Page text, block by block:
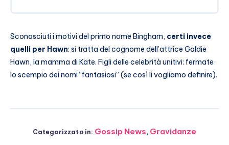
Sconosciuti i motivi del primo nome Bingham, certi invece
quelli per Hawn: si tratta del cognome dell’attrice Goldie
Hawn, la mamma di Kate. Figli delle celebrità unitivi: fermate
lo scempio dei nomi “fantasiosi” (se così li vogliamo definire).
Categorizzato in: Gossip News, Gravidanze